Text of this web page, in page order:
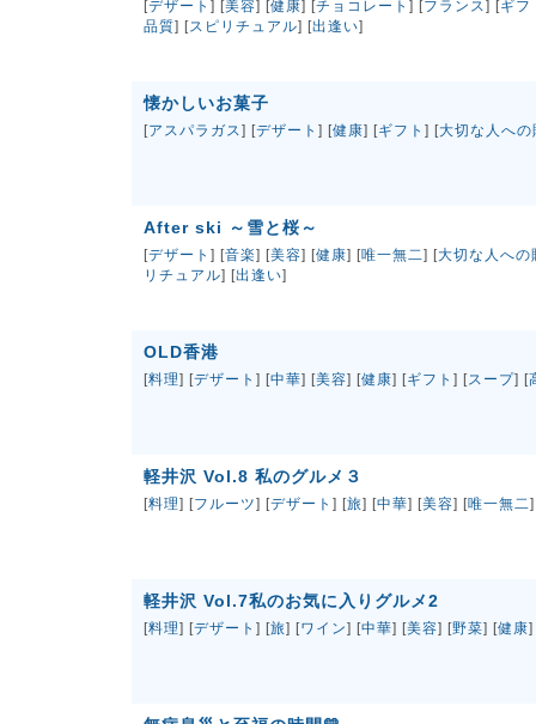
[デザート ] [美容] [健康] [チョコレート ] [フランス] [ギフ
品質] [スピリチュアル] [出逢い]
懐かしいお菓子
[アスパラガス] [デザート ] [健康] [ギフト ] [大切な人へ
After ski ～雪と桜～
[デザート ] [音楽] [美容] [健康] [唯一無二] [大切な人への
リチュアル] [出逢い]
OLD香港
[料理] [デザート ] [中華] [美容] [健康] [ギフト ] [スープ] [
軽井沢 Vol.8 私のグルメ３
[料理] [フルーツ] [デザート ] [旅] [中華] [美容] [唯一無二
軽井沢 Vol.7私のお気に入りグルメ2
[料理] [デザート ] [旅] [ワイン] [中華] [美容] [野菜] [健康]